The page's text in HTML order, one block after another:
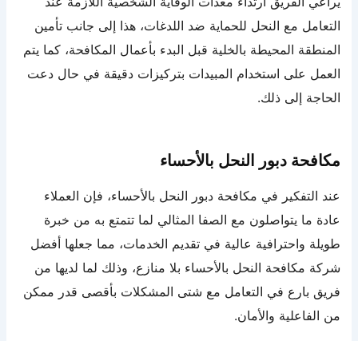
التعامل مع النحل للحماية ضد اللدغات، هذا إلى جانب تأمين
المنطقة المحيطة بالخلية قبل البدء بأعمال المكافحة، كما يتم
العمل على استخدام المبيدات بتركيزات دقيقة في حال دعت
الحاجة إلى ذلك.
مكافحة دبور النحل بالأحساء
عند التفكير في مكافحة دبور النحل بالأحساء، فإن العملاء
عادة ما يتواصلون مع الصفا المثالي لما تتمتع به من خبرة
طويلة واحترافية عالية في تقديم الخدمات، مما جعلها أفضل
شركة مكافحة النحل بالأحساء بلا منازع، وذلك لما لديها من
فريق بارع في التعامل مع شتى المشكلات بأقصى قدر ممكن
من الفاعلية والأمان.